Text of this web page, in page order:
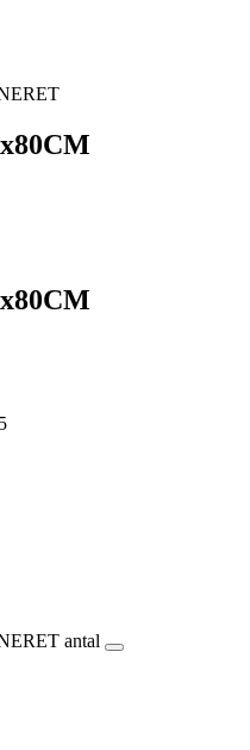
antal